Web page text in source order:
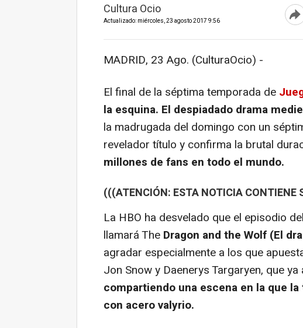
Cultura Ocio
Actualizado: miércoles, 23 agosto 2017 9:56
MADRID, 23 Ago. (CulturaOcio) -
El final de la séptima temporada de
la esquina. El despiadado drama
la madrugada del domingo con un
revelador título y confirma la brutal
millones de fans en todo el mundo.
(((ATENCIÓN: ESTA NOTICIA CONTIENE
La HBO ha desvelado que el episodio del
llamará The Dragon and the Wolf (El
agradar especialmente a los que
Jon Snow y Daenerys Targaryen, que
compartiendo una escena en la que
con acero valyrio.